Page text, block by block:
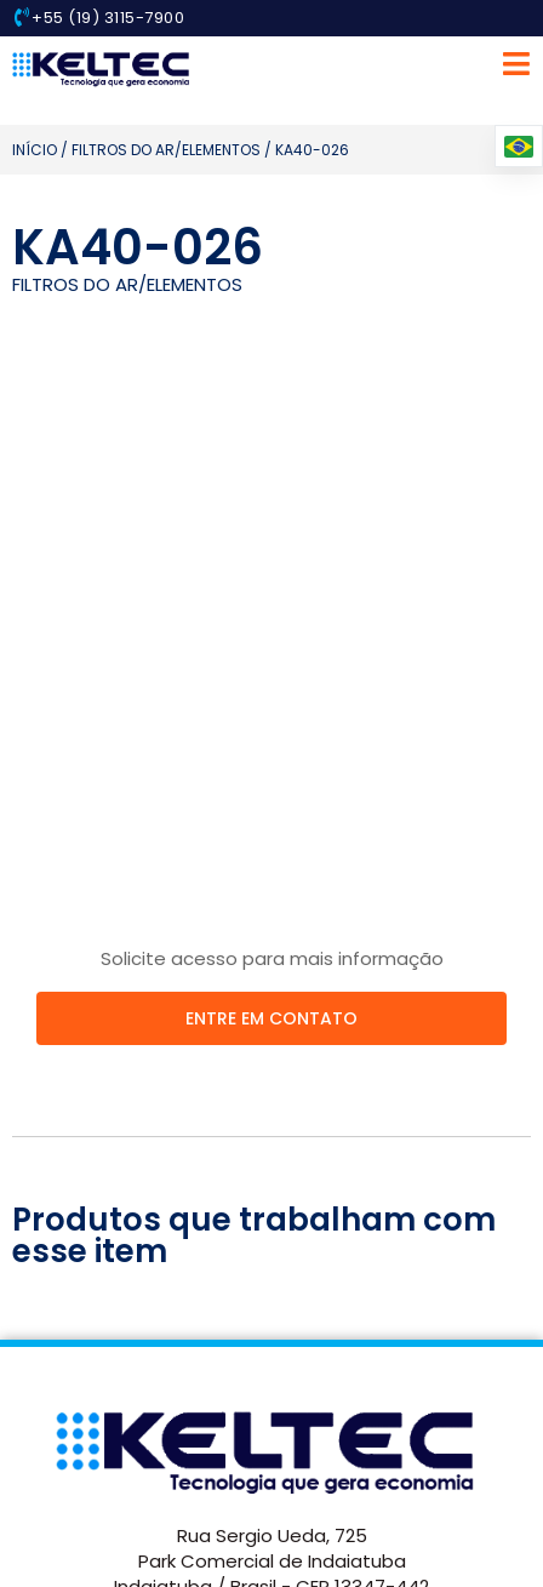
+55 (19) 3115-7900
INÍCIO / FILTROS DO AR/ELEMENTOS / KA40-026
KA40-026
FILTROS DO AR/ELEMENTOS
Solicite acesso para mais informação
ENTRE EM CONTATO
Produtos que trabalham com
esse item
Rua Sergio Ueda, 725
Park Comercial de Indaiatuba